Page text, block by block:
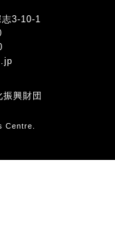
3-10-1
興財団
Centre.